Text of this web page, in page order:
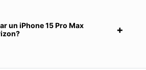
un iPhone 15 Pro Max